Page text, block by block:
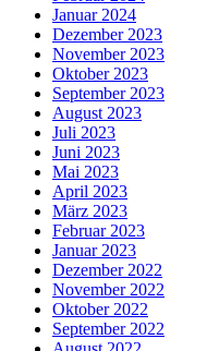
Januar 2024
Dezember 2023
November 2023
Oktober 2023
September 2023
August 2023
Juli 2023
Juni 2023
Mai 2023
April 2023
März 2023
Februar 2023
Januar 2023
Dezember 2022
November 2022
Oktober 2022
September 2022